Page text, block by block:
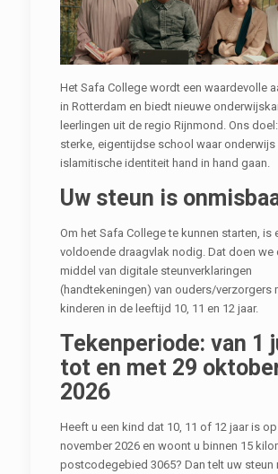
Het Safa College wordt een waardevolle
in Rotterdam en biedt nieuwe
leerlingen uit de regio Rijnmond. Ons
sterke, eigentijdse school waar onderwijs
islamitische identiteit hand in hand gaan.
Uw steun is
Om het Safa College te kunnen starten, is
voldoende draagvlak nodig. Dat doen we
middel van digitale steunverklaringen
(handtekeningen) van ouders/verzorgers
kinderen in de leeftijd 10, 11 en 12 jaar.
Tekenperiode: van 1
tot en met 29
2026
Heeft u een kind dat 10, 11 of 12 jaar is op
november 2026 en woont u binnen 15
postcodegebied 3065? Dan telt uw steun